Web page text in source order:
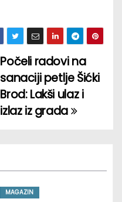
Počeli radovi na
sanaciji petlje Šićki
Brod: Lakši ulaz i
izlaz iz grada
MAGAZIN